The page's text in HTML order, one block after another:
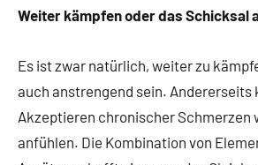
Weiter kämpfen oder das Schicksal
Es ist zwar natürlich, weiter zu
auch anstrengend sein. Andererseits
Akzeptieren chronischer Schmerzen
anfühlen. Die Kombination von